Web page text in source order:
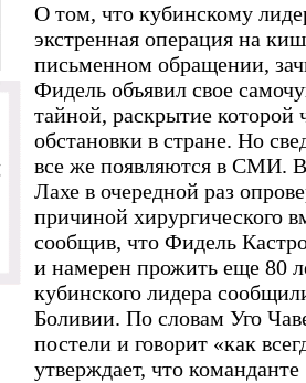
О том, что кубинскому
экстренная операция на
письменном обращении,
Фидель объявил свое
тайной, раскрытие которой
обстановки в стране. Но
все же появляются в СМИ.
Лахе в очередной раз
причиной хирургического
сообщив, что Фидель
и намерен прожить еще 80
кубинского лидера
Боливии. По словам Уго
постели и говорит «как
утверждает, что